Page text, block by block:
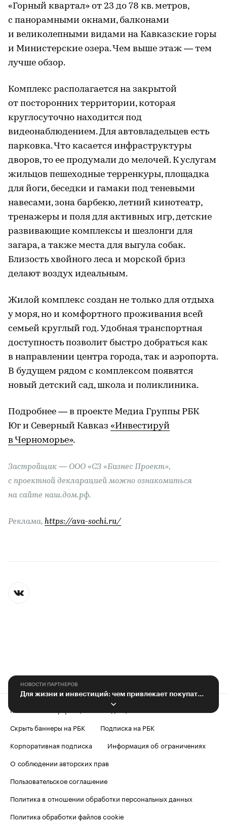
«Горный квартал» от 23 до 78 кв. метров,
с панорамными окнами, балконами
и великолепными видами на Кавказские горы
и Министерские озера. Чем выше этаж — тем
лучше обзор.
Комплекс располагается на закрытой
от посторонних территории, которая
круглосуточно находится под
видеонаблюдением. Для автовладельцев есть
парковка. Что касается инфраструктуры
дворов, то ее продумали до мелочей. К услугам
жильцов пешеходные терренкуры, площадка
для йоги, беседки и гамаки под теневыми
навесами, зона барбекю, летний кинотеатр,
тренажеры и поля для активных игр, детские
развивающие комплексы и шезлонги для
загара, а также места для выгула собак.
Близость хвойного леса и морской бриз
делают воздух идеальным.
Жилой комплекс создан не только для отдыха
у моря, но и комфортного проживания всей
семьей круглый год. Удобная транспортная
доступность позволит быстро добраться как
в направлении центра города, так и аэропорта.
В будущем рядом с комплексом появятся
новый детский сад, школа и поликлиника.
Подробнее — в проекте Медиа Группы РБК
Юг и Северный Кавказ «Инвестируй
в Черноморье».
Застройщик — ООО «СЗ «Бизнес Проект»,
с проектной декларацией можно ознакомиться
на сайте наш.дом.рф.
Реклама, https://ava-sochi.ru/
НОВОСТИ ПАРТНЕРОВ
Для жизни и инвестиций: чем привлекает покупателей ЖК «Летний» в Сочи
Контактная информация
Редакция
Скрыть баннеры на РБК
Подписка на РБК
Корпоративная подписка
Информация об ограничениях
О соблюдении авторских прав
Пользовательское соглашение
Политика в отношении обработки персональных данных
Политика обработки файлов cookie